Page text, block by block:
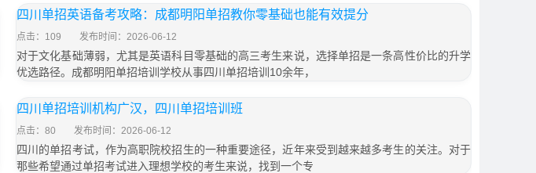
四川单招英语备考攻略：成都明阳单招教你零基础也能有效提分
点击：109 发布时间：2026-06-12
对于文化基础薄弱，尤其是英语科目零基础的高三考生来说，选择单招是一条高性价比的升学
优选路径。成都明阳单招培训学校从事四川单招培训10余年，
四川单招培训机构广汉，四川单招培训班
点击：80 发布时间：2026-06-12
四川的单招考试，作为高职院校招生的一种重要途径，近年来受到越来越多考生的关注。对于
那些希望通过单招考试进入理想学校的考生来说，找到一个专